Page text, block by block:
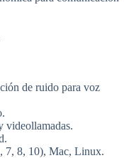
de ruido para voz
videollamadas.
7, 8, 10), Mac, Linux.